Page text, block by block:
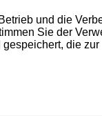
und die
Sie der
die